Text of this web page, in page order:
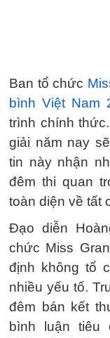
Ban tổ chức
bình Việt Nam
trình chính
giải năm nay
tin này nhận
đêm thi quan
toàn diện về tất
Đạo diễn
chức Miss
định không tổ
nhiều yếu tố.
đêm bán kết
bình luận tiêu